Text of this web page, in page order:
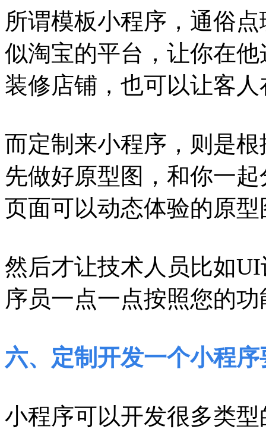
所谓模板小程序，通俗
似淘宝的平台，让你在
装修店铺，也可以让客
而定制来小程序，则是
先做好原型图，和你一
页面可以动态体验的原
然后才让技术人员比如
序员一点一点按照您的
六、定制开发一个小程
小程序可以开发很多类